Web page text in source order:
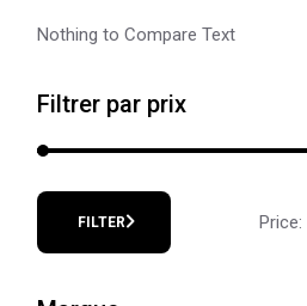
Nothing to Compare Text
Filtrer par prix
price
price
FILTER Price: